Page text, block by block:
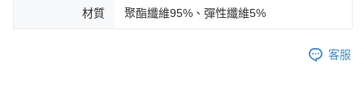
材質 聚酯纖維95%、彈性纖維5%
客服